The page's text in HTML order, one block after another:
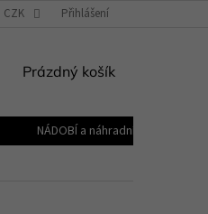
REKLAMAČNÍ ŘÁD
CZK Přihlášení
NÁKUPNÍ
Prázdný košík
NÁDOBÍ a náhradní díly KELOmat